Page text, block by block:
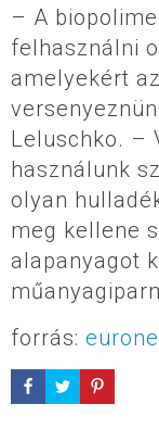
– A
felhasználni
amelyekért
Leluschko. –
használunk
olyan
meg kellene
alapanyagot
forrás: